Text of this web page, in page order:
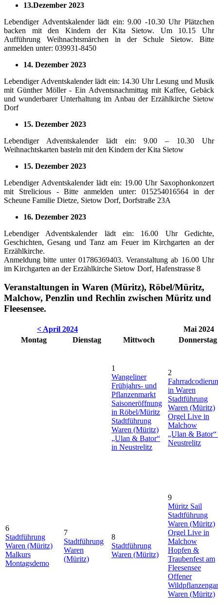
13.Dezember 2023
Lebendiger Adventskalender lädt ein: 9.00 -10.30 Uhr Plätzchen
backen mit den Kindern der Kita Sietow. Um 10.15 Uhr
Aufführung Weihnachtsmärchen in der Schule Sietow. Bitte
anmelden unter: 039931-8450
14. Dezember 2023
Lebendiger Adventskalender lädt ein: 14.30 Uhr Lesung und Musik
mit Günther Möller - Ein Adventsnachmittag mit Kaffee, Gebäck
und wunderbarer Unterhaltung im Anbau der Erzählkirche Sietow
Dorf
15. Dezember 2023
Lebendiger Adventskalender lädt ein: 9.00 – 10.30 Uhr
Weihnachtskarten basteln mit den Kindern der Kita Sietow
15. Dezember 2023
Lebendiger Adventskalender lädt ein: 19.00 Uhr Saxophonkonzert
mit Strelicious - Bitte anmelden unter: 015254016564 in der
Scheune Familie Dietze, Sietow Dorf, Dorfstraße 23A
16. Dezember 2023
Lebendiger Adventskalender lädt ein: 16.00 Uhr Gedichte,
Geschichten, Gesang und Tanz am Feuer im Kirchgarten an der
Erzählkirche.
Anmeldung bitte unter 01786369403. Veranstaltung ab 16.00 Uhr
im Kirchgarten an der Erzählkirche Sietow Dorf, Hafenstrasse 8
Veranstaltungen in Waren (Müritz), Röbel/Müritz,
Malchow, Penzlin und Rechlin zwischen Müritz und
Fleesensee.
< April 2024
Mai 2024
Montag
Dienstag Mittwoch Donnerstag
1
Wangeliner
Frühjahrs- und
Pflanzenmarkt
Saisoneröffnung
in Röbel/Müritz
Stadtführung
Waren (Müritz)
„Ulan & Bator“
in Neustrelitz
2
in Waren
Stadtführung
Waren (Müritz)
Orgel Live in
Malchow
„Ulan &
Neustrelitz
6
Stadtführung
Waren (Müritz)
Malkurs
Montagsdemo
7
Stadtführung
Waren
(Müritz)
8
Stadtführung
Waren (Müritz)
9
Müritz Sail
Stadtführung
Waren (Müritz)
Orgel Live in
Malchow
Hopfen &
Traubenfest am
Fleesensee
Offener
Waren (Müritz)